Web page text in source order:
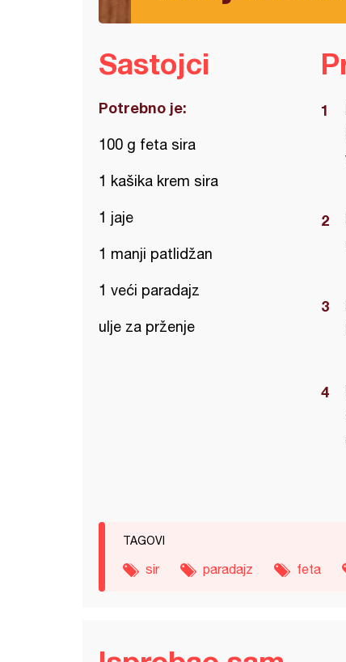
Sastojci
Potrebno je:
100 g feta sira
1 kašika krem sira
1 jaje
1 manji patlidžan
1 veći paradajz
ulje za prženje
TAGOVI
sir paradajz feta